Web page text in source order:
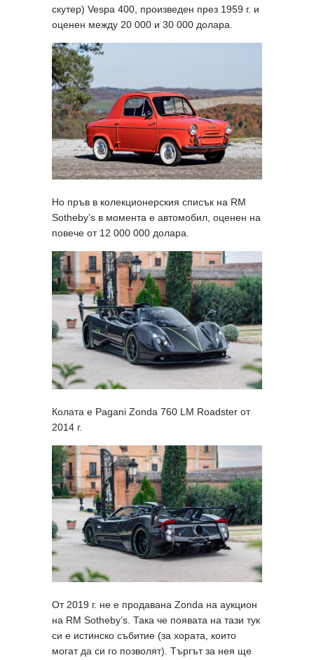
скутер) Vespa 400, произведен през 1959 г. и
оценен между 20 000 и 30 000 долара.
Но пръв в колекционерския списък на RM
Sotheby’s в момента е автомобил, оценен на
повече от 12 000 000 долара.
Колата е Pagani Zonda 760 LM Roadster от
2014 г.
От 2019 г. не е продавана Zonda на аукцион
на RM Sotheby’s. Така че появата на тази тук
си е истинско събитие (за хората, които
могат да си го позволят). Търгът за нея ще